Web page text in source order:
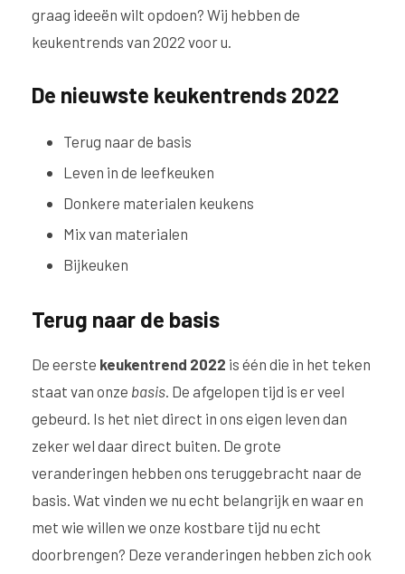
graag ideeën wilt opdoen? Wij hebben de
keukentrends van 2022 voor u.
De nieuwste keukentrends 2022
Terug naar de basis
Leven in de leefkeuken
Donkere materialen keukens
Mix van materialen
Bijkeuken
Terug naar de basis
De eerste keukentrend 2022 is één die in het teken
staat van onze basis. De afgelopen tijd is er veel
gebeurd. Is het niet direct in ons eigen leven dan
zeker wel daar direct buiten. De grote
veranderingen hebben ons teruggebracht naar de
basis. Wat vinden we nu echt belangrijk en waar en
met wie willen we onze kostbare tijd nu echt
doorbrengen? Deze veranderingen hebben zich ook